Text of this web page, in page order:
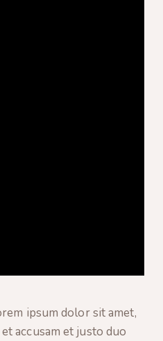
ipsum dolor sit amet,
accusam et justo duo